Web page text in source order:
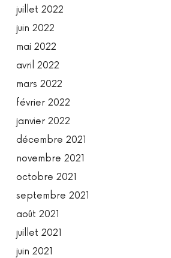
juillet 2022
juin 2022
mai 2022
avril 2022
mars 2022
février 2022
janvier 2022
décembre 2021
novembre 2021
octobre 2021
septembre 2021
août 2021
juillet 2021
juin 2021